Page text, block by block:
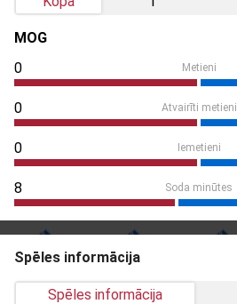
MOG
0
Metieni
0 Atvairīti metieni
0 Iemetieni
8 Soda minūtes
Spēles informācija
Spēles informācija